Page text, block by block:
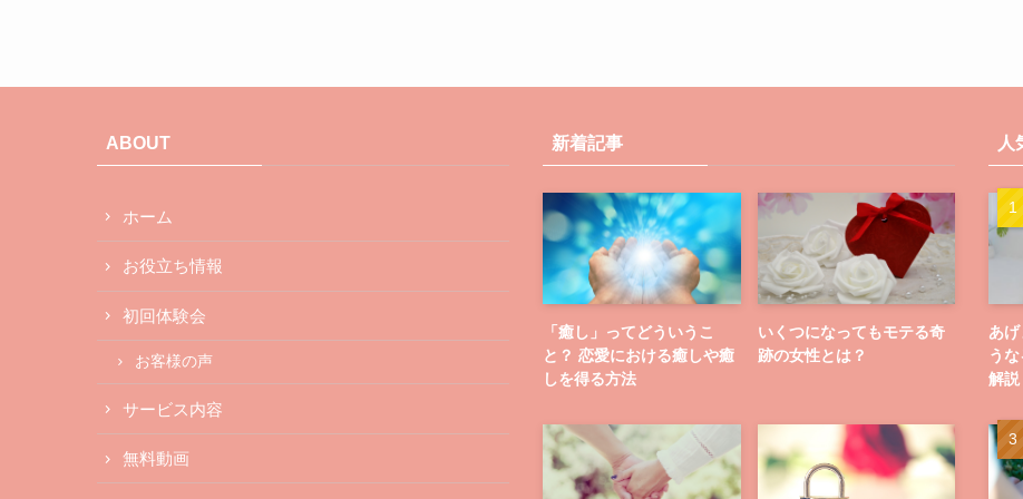
ABOUT
ホーム
お役立ち情報
初回体験会
お客様の声
サービス内容
無料動画
新着記事
「癒し」ってどういうこ
と？ 恋愛における癒しや癒
しを得る方法
いくつになってもモテる奇
跡の女性とは？
人
あ
う
解説